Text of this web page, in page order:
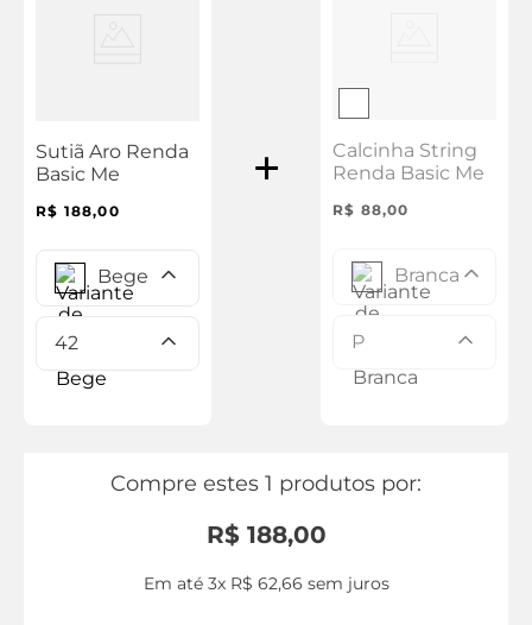
Sutiã Aro Renda
Basic Me
R$ 188,00
Bege
42
Calcinha String
Renda Basic Me
R$ 88,00
Branca
P
Compre estes 1 produtos por:
R$ 188,00
Em até 3x R$ 62,66 sem juros